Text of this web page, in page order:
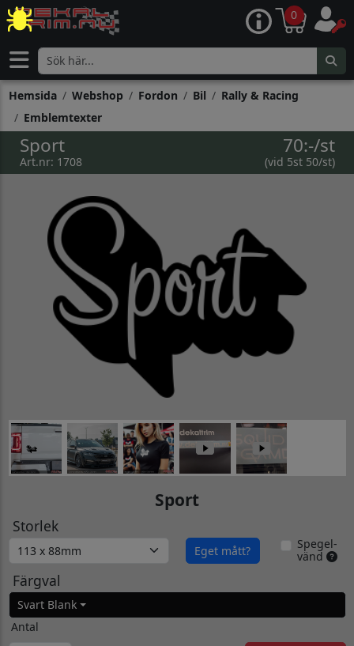
0
Hemsida Webshop Fordon Bil
Rally & Racing
Emblemtexter
Sport
Art.nr: 1708
70:-/st
(vid 5st 50/st)
Sport
Storlek
Eget mått?
Spegel-
vänd
Färgval
Svart Blank
Antal